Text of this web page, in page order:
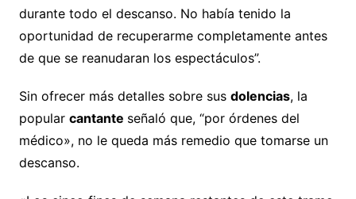
durante todo el descanso. No había tenido la
oportunidad de recuperarme completamente antes
de que se reanudaran los espectáculos”.
Sin ofrecer más detalles sobre sus dolencias, la
popular cantante señaló que, “por órdenes del
médico», no le queda más remedio que tomarse un
descanso.